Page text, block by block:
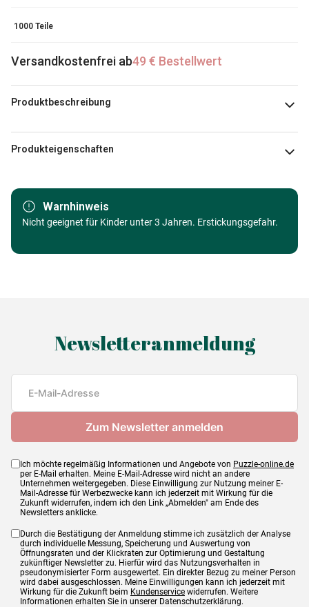
1000 Teile
Versandkostenfrei ab49 € Bestellwert
Produktbeschreibung
Millie Putland
Produkteigenschaften
Marke Pieces & Peace
Kategorie Puzzle Städte und Dörfer
Alter
Puzzle für Erwachsene (500 bis
3667232001839
Warnhinweis
Nicht geeignet für Kinder unter 3 Jahren. Erstickungsgefahr.
Newsletteranmeldung
Ich möchte regelmäßig Informationen und Angebote von Puzzle-online.de
per E-Mail erhalten. Meine E-Mail-Adresse wird nicht an andere
Unternehmen weitergegeben. Diese Einwilligung zur Nutzung meiner E-
Mail-Adresse für Werbezwecke kann ich jederzeit mit Wirkung für die
Zukunft widerrufen, indem ich den Link „Abmelden" am Ende des
Newsletters anklicke.
Durch die Bestätigung der Anmeldung stimme ich zusätzlich der Analyse
durch individuelle Messung, Speicherung und Auswertung von
Öffnungsraten und der Klickraten zur Optimierung und Gestaltung
zukünftiger Newsletter zu. Hierfür wird das Nutzungsverhalten in
pseudonymisierter Form ausgewertet. Ein direkter Bezug zu meiner Person
wird dabei ausgeschlossen. Meine Einwilligungen kann ich jederzeit mit
Wirkung für die Zukunft beim Kundenservice widerrufen. Weitere
Informationen erhalten Sie in unserer Datenschutzerklärung.